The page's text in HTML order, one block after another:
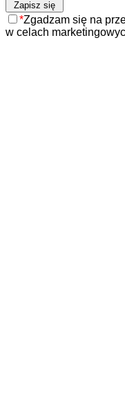
*Zgadzam się na
w celach